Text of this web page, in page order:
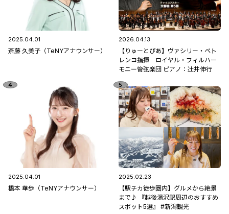
2025.04.01
斎藤 久美子（TeNYアナウンサー）
2026.04.13
【りゅーとぴあ】ヴァシリー・ペト
レンコ指揮 ロイヤル・フィルハー
モニー管弦楽団 ピアノ：辻󠄀井伸行
2025.04.01
橋本 華歩（TeNYアナウンサー）
2025.02.23
【駅チカ徒歩圏内】グルメから絶景
まで♪ 『越後湯沢駅周辺のおすすめ
スポット5選』 #新潟観光